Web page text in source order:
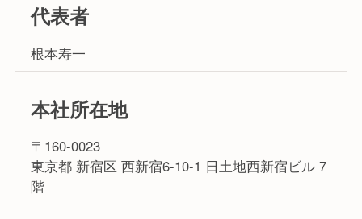
代表者
根本寿一
本社所在地
〒160-0023
東京都 新宿区 西新宿6-10-1 日土地西新宿ビル 7
階